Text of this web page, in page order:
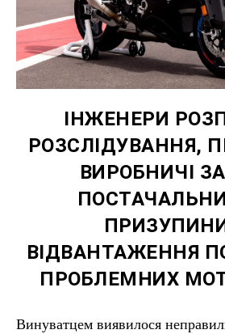
ІНЖЕНЕРИ
РОЗСЛІДУВАННЯ,
ВИРОБНИЧІ
ВІДВАНТАЖЕННЯ
ПРОБЛЕМНИХ
Винуватцем виявилося